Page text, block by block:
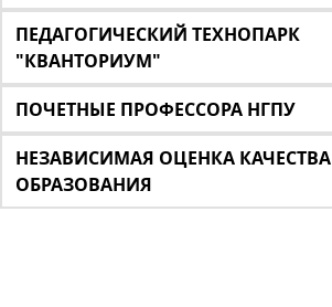
ПЕДАГОГИЧЕСКИЙ ТЕХНОПАРК
"КВАНТОРИУМ"
ПОЧЕТНЫЕ ПРОФЕССОРА НГПУ
НЕЗАВИСИМАЯ ОЦЕНКА КАЧЕСТВА
ОБРАЗОВАНИЯ